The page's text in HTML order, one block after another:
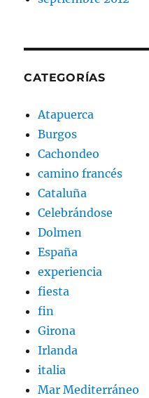
CATEGORÍAS
Atapuerca
Burgos
Cachondeo
camino francés
Cataluña
Celebrándose
Dolmen
España
experiencia
fiesta
fin
Girona
Irlanda
italia
Mar Mediterráneo